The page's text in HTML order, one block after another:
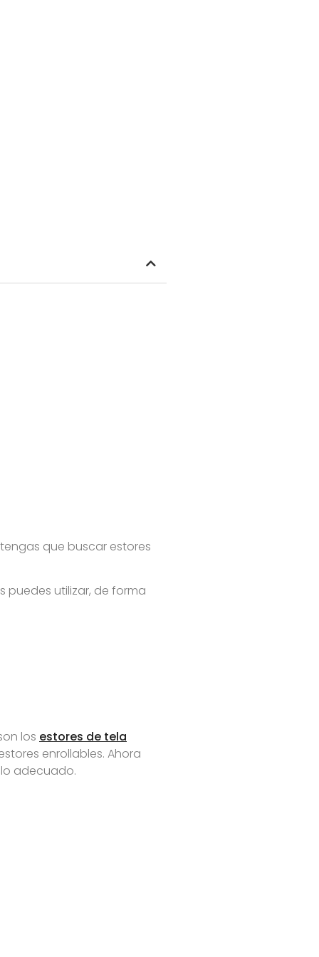
que buscar estores
puedes utilizar, de forma
los estores de tela
enrollables. Ahora
adecuado.